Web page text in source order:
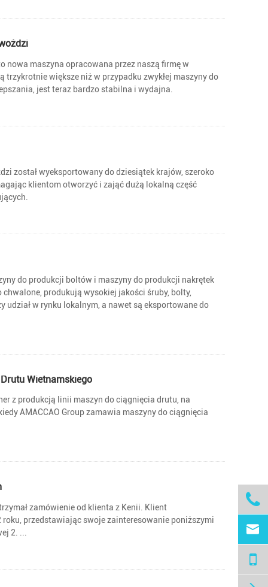
nowa maszyna opracowana przez naszą firmę w
większe niż w przypadku zwykłej maszyny do
jest teraz bardzo stabilna i wydajna.
został wyeksportowany do dziesiątek krajów, szeroko
klientom otworzyć i zająć dużą lokalną część
do produkcji boltów i maszyny do produkcji nakrętek
produkują wysokiej jakości śruby, bolty,
w rynku lokalnym, a nawet są eksportowane do
Wietnamskiego
z produkcją linii maszyn do ciągnięcia drutu, na
AMACCAO Group zamawia maszyny do ciągnięcia
zamówienie od klienta z Kenii. Klient
przedstawiając swoje zainteresowanie poniższymi
2. ...

